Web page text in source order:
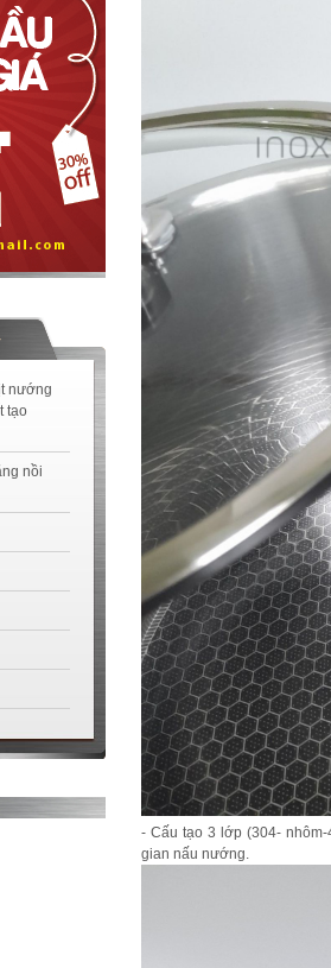
nướng
tạo
nồi
- Cấu tạo 3 lớp (304-
gian nấu nướng.